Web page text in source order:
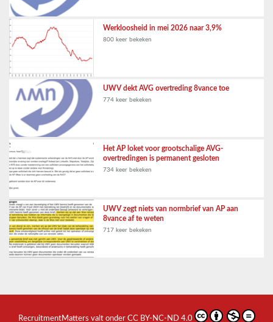
Werkloosheid in mei 2026 naar 3,9%
800 keer bekeken
UWV dekt AVG overtreding 8vance toe
774 keer bekeken
Het AP loket voor grootschalige AVG-
overtredingen is permanent gesloten
734 keer bekeken
UWV zegt niets van normbrief van AP aan
8vance af te weten
717 keer bekeken
RecruitmentMatters valt onder CC BY-NC-ND 4.0